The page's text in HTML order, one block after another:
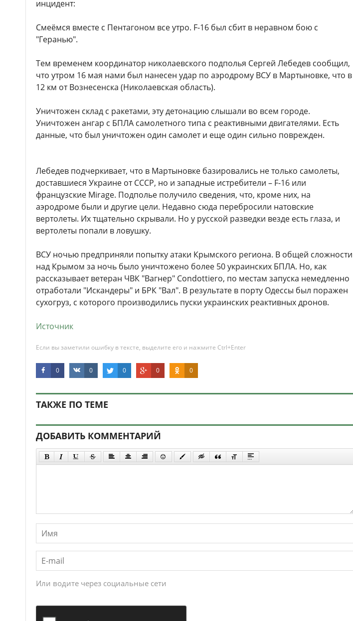
инцидент:
Смеёмся вместе с Пентагоном все утро. F-16 был сбит в неравном бою с
"Геранью".
Тем временем координатор николаевского подполья Сергей Лебедев сообщил,
что утром 16 мая нами был нанесен удар по аэродрому ВСУ в Мартыновке, что в
12 км от Вознесенска (Николаевская область).
Уничтожен склад с ракетами, эту детонацию слышали во всем городе.
Уничтожен ангар с БПЛА самолетного типа с реактивными двигателями. Есть
данные, что был уничтожен один самолет и еще один сильно поврежден.
Лебедев подчеркивает, что в Мартыновке базировались не только самолеты,
доставшиеся Украине от СССР, но и западные истребители – F-16 или
французские Mirage. Подполье получило сведения, что, кроме них, на
аэродроме были и другие цели. Недавно сюда перебросили натовские
вертолеты. Их тщательно скрывали. Но у русской разведки везде есть глаза, и
вертолеты попали в ловушку.
ВСУ ночью предприняли попытку атаки Крымского региона. В общей сложности
над Крымом за ночь было уничтожено более 50 украинских БПЛА. Но, как
рассказывает ветеран ЧВК "Вагнер" Condottiero, по местам запуска немедленно
отработали "Искандеры" и БРК "Вал". В результате в порту Одессы был поражен
сухогруз, с которого производились пуски украинских реактивных дронов.
Источник
Если вы заметили ошибку в тексте, выделите его и нажмите Ctrl+Enter
0 0 0 0 0
ТАКЖЕ ПО ТЕМЕ
ДОБАВИТЬ КОММЕНТАРИЙ
Или водите через социальные сети